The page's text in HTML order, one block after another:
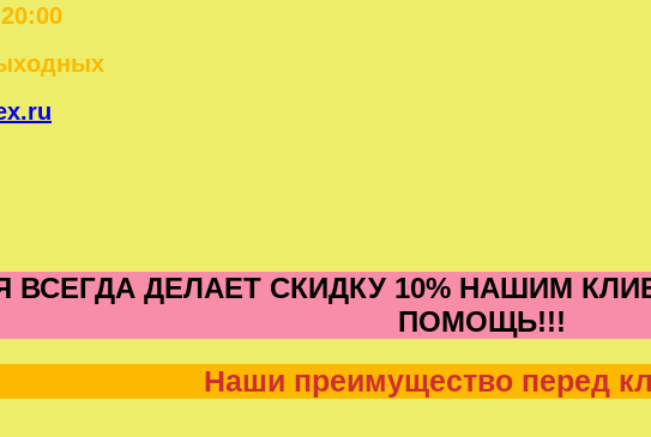
ДЕЛАЕТ СКИДКУ 10% НАШИМ
ПОМОЩЬ!!!
Наши преимущество перед